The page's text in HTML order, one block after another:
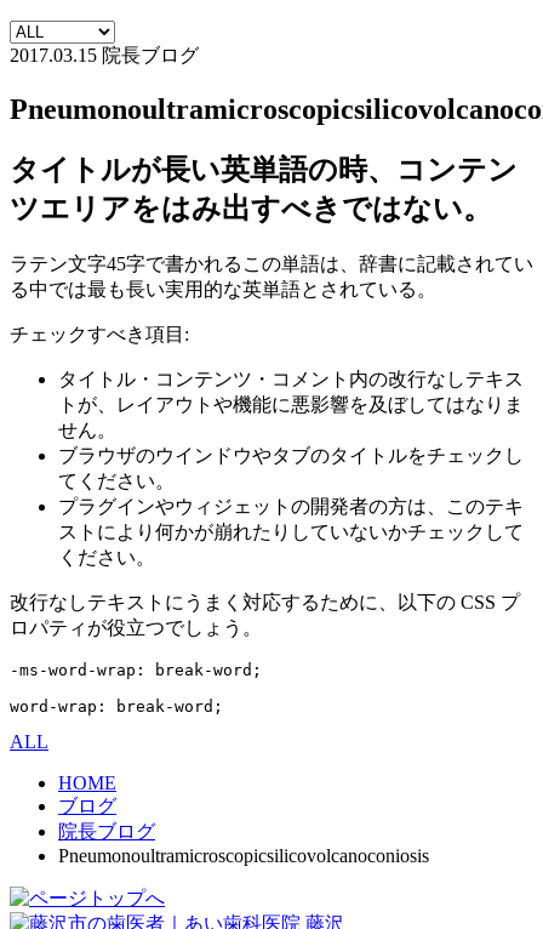
2017.03.15 院長ブログ
タイトルが長い英単語の時、コンテン
ツエリアをはみ出すべきではない。
ラテン文字45字で書かれるこの単語は、辞書に記載されてい
る中では最も長い実用的な英単語とされている。
チェックすべき項目:
タイトル・コンテンツ・コメント内の改行なしテキス
トが、レイアウトや機能に悪影響を及ぼしてはなりま
せん。
ブラウザのウインドウやタブのタイトルをチェックし
てください。
プラグインやウィジェットの開発者の方は、このテキ
ストにより何かが崩れたりしていないかチェックして
ください。
改行なしテキストにうまく対応するために、以下の CSS プ
ロパティが役立つでしょう。
-ms-word-wrap: break-word;
word-wrap: break-word;
ALL
HOME
ブログ
院長ブログ
Pneumonoultramicroscopicsilicovolcanoconiosis